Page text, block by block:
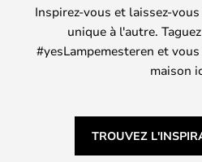
Inspirez-vous et laissez-
unique à l'autre.
#yesLampemesteren et
maison
TROUVEZ